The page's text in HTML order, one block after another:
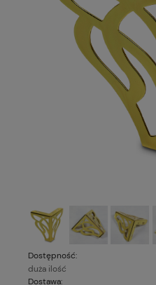
Dostępność:
duża ilość
Dostawa: